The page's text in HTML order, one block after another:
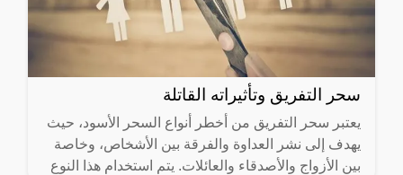
سحر التفريق وتأثيراته القاتلة
يعتبر سحر التفريق من أخطر أنواع السحر الأسود، حيث
يهدف إلى نشر العداوة والفرقة بين الأشخاص، وخاصة
بين الأزواج والأصدقاء والعائلات. يتم استخدام هذا النوع